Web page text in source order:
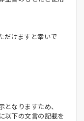
だけますと幸いで
なりますため、
に以下の文言の記載を